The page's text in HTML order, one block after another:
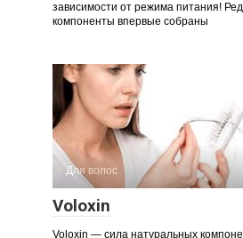
зависимости от режима питания!
компоненты впервые собраны
Для волос
Voloxin
Voloxin — сила натуральных